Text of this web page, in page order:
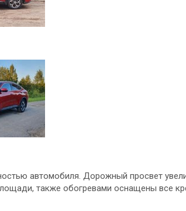
автомобиля. Дорожный просвет
также обогревами оснащены все